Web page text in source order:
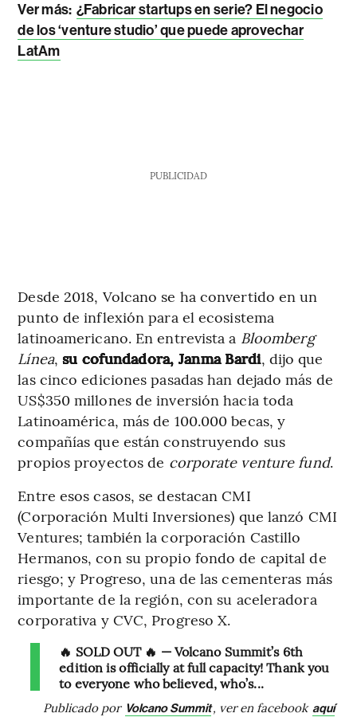
Ver más: ¿Fabricar startups en serie? El negocio
de los ‘venture studio’ que puede aprovechar
LatAm
PUBLICIDAD
Desde 2018, Volcano se ha convertido en un
punto de inflexión para el ecosistema
latinoamericano. En entrevista a Bloomberg
Línea,su cofundadora, Janma Bardi, dijo que
las cinco ediciones pasadas han dejado más de
US$350 millones de inversión hacia toda
Latinoamérica, más de 100.000 becas, y
compañías que están construyendo sus
propios proyectos de corporate venture fund.
Entre esos casos, se destacan CMI
(Corporación Multi Inversiones) que lanzó CMI
Ventures; también la corporación Castillo
Hermanos, con su propio fondo de capital de
riesgo; y Progreso, una de las cementeras más
importante de la región, con su aceleradora
corporativa y CVC, Progreso X.
🔥 SOLD OUT 🔥 — Volcano Summit’s 6th
edition is officially at full capacity! Thank you
to everyone who believed, who’s...
Publicado por Volcano Summit, ver en facebook aquí